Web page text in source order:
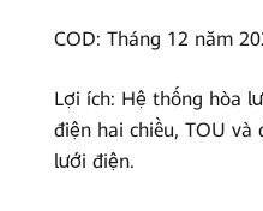
COD: Tháng 12 năm
Lợi ích: Hệ thống hòa
điện hai chiều, TOU và
lưới điện.